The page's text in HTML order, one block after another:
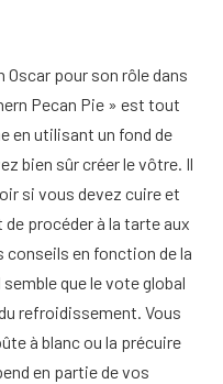
pour son rôle dans
Pecan Pie » est tout
en utilisant un fond de
bien sûr créer le vôtre. Il
si vous devez cuire et
procéder à la tarte aux
conseils en fonction de la
que le vote global
refroidissement. Vous
à blanc ou la précuire
en partie de vos